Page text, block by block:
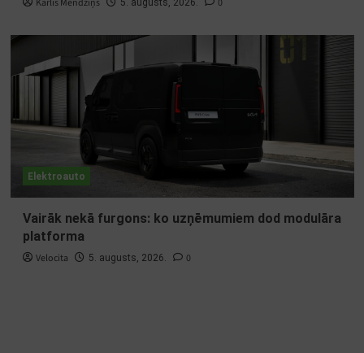
Elektroauto
Vairāk nekā furgons: ko uzņēmumiem dod modulāra
platforma
Velocita 5. augusts, 2026. 0